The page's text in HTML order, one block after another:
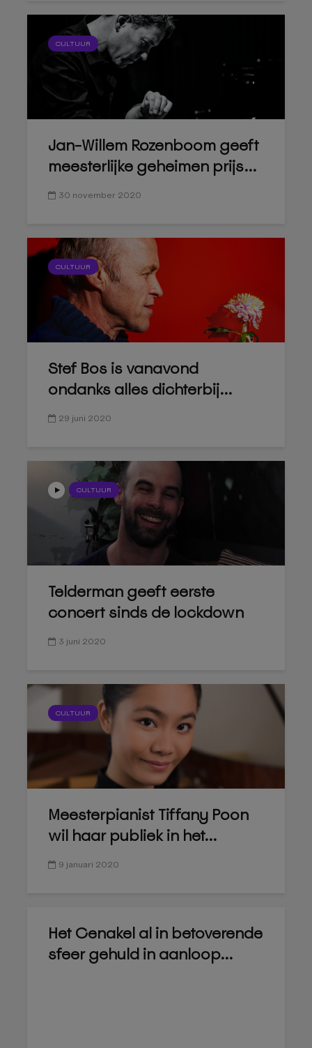
CULTUUR
Jan-Willem Rozenboom geeft
meesterlijke geheimen prijs...
30 november 2020
CULTUUR
Stef Bos is vanavond
ondanks alles dichterbij...
29 juni 2020
CULTUUR
Telderman geeft eerste
concert sinds de lockdown
3 juni 2020
CULTUUR
Meesterpianist Tiffany Poon
wil haar publiek in het...
9 januari 2020
Het Cenakel al in betoverende
sfeer gehuld in aanloop...